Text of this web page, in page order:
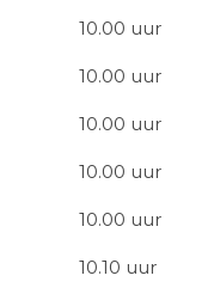
10.00 uur
10.00 uur
10.00 uur
10.00 uur
10.00 uur
10.10 uur